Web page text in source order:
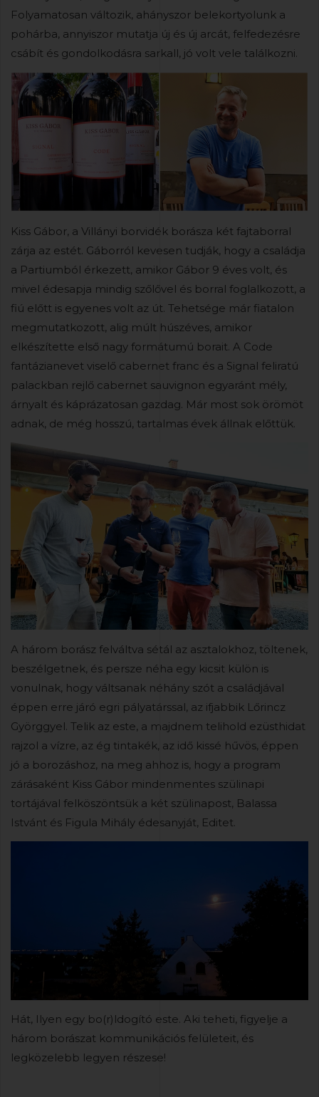
Folyamatosan változik, ahányszor belekortyolunk a
pohárba, annyiszor mutatja új és új arcát, felfedezésre
csábít és gondolkodásra sarkall, jó volt vele találkozni.
Kiss Gábor, a Villányi borvidék borásza két fajtaborral
zárja az estét. Gáborról kevesen tudják, hogy a családja
a Partiumból érkezett, amikor Gábor 9 éves volt, és
mivel édesapja mindig szőlővel és borral foglalkozott, a
fiú előtt is egyenes volt az út. Tehetsége már fiatalon
megmutatkozott, alig múlt húszéves, amikor
elkészítette első nagy formátumú borait. A Code
fantázianevet viselő cabernet franc és a Signal feliratú
palackban rejlő cabernet sauvignon egyaránt mély,
árnyalt és káprázatosan gazdag. Már most sok örömöt
adnak, de még hosszú, tartalmas évek állnak előttük.
A három borász felváltva sétál az asztalokhoz, töltenek,
beszélgetnek, és persze néha egy kicsit külön is
vonulnak, hogy váltsanak néhány szót a családjával
éppen erre járó egri pályatárssal, az ifjabbik Lőrincz
Györggyel. Telik az este, a majdnem telihold ezüsthidat
rajzol a vízre, az ég tintakék, az idő kissé hűvös, éppen
jó a borozáshoz, na meg ahhoz is, hogy a program
zárásaként Kiss Gábor mindenmentes szülinapi
tortájával felköszöntsük a két szülinapost, Balassa
Istvánt és Figula Mihály édesanyját, Editet.
Hát, Ilyen egy bo(r)ldogító este. Aki teheti, figyelje a
három borászat kommunikációs felületeit, és
legközelebb legyen részese!